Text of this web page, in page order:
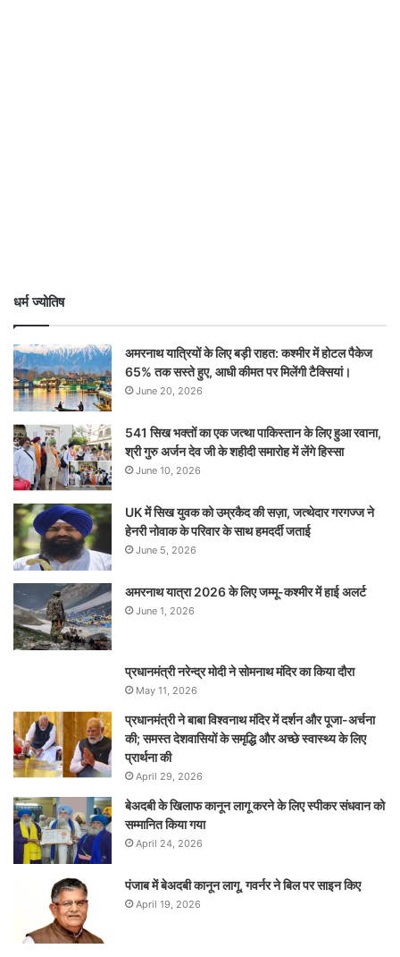
धर्म ज्योतिष
अमरनाथ यात्रियों के लिए बड़ी राहत: कश्मीर में होटल पैकेज
65% तक सस्ते हुए, आधी कीमत पर मिलेंगी टैक्सियां।
June 20, 2026
541 सिख भक्तों का एक जत्था पाकिस्तान के लिए हुआ रवाना,
श्री गुरु अर्जन देव जी के शहीदी समारोह में लेंगे हिस्सा
June 10, 2026
UK में सिख युवक को उम्रकैद की सज़ा, जत्थेदार गरगज्ज ने
हेनरी नोवाक के परिवार के साथ हमदर्दी जताई
June 5, 2026
अमरनाथ यात्रा 2026 के लिए जम्मू-कश्मीर में हाई अलर्ट
June 1, 2026
प्रधानमंत्री नरेन्‍द्र मोदी ने सोमनाथ मंदिर का किया दौरा
May 11, 2026
प्रधानमंत्री ने बाबा विश्वनाथ मंदिर में दर्शन और पूजा-अर्चना
की; समस्‍त देशवासियों के समृद्धि और अच्छे स्वास्थ्य के लिए
प्रार्थना की
April 29, 2026
बेअदबी के खिलाफ कानून लागू करने के लिए स्पीकर संधवान को
सम्मानित किया गया
April 24, 2026
पंजाब में बेअदबी कानून लागू, गवर्नर ने बिल पर साइन किए
April 19, 2026